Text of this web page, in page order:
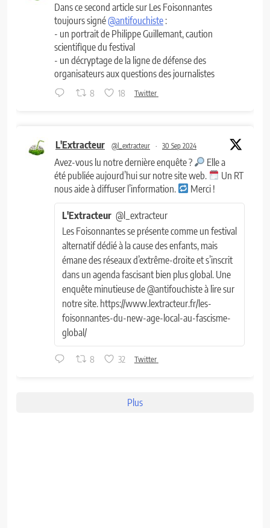
Dans ce second article sur Les Foisonnantes
toujours signé@antifouchiste :
- un portrait de Philippe Guillemant, caution
scientifique du festival
- un décryptage de la ligne de défense des
organisateurs aux questions des journalistes
8 18 Twitter
L'Extracteur @l_extracteur · 30 Sep 2024
Avez-vous lu notre dernière enquête ?
Elle a
été publiée aujourd’hui sur notre site web.
Un RT
nous aide à diffuser l’information.
Merci !
L'Extracteur @l_extracteur
Les Foisonnantes se présente comme un festival
alternatif dédié à la cause des enfants, mais
émane des réseaux d’extrême-droite et s’inscrit
dans un agenda fascisant bien plus global. Une
enquête minutieuse de @antifouchiste à lire sur
notre site. https://www.lextracteur.fr/les-
foisonnantes-du-new-age-local-au-fascisme-
global/
8 32 Twitter
Plus